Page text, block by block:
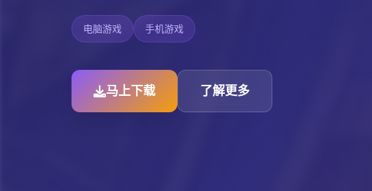
电脑游戏 手机游戏
马上下载 了解更多